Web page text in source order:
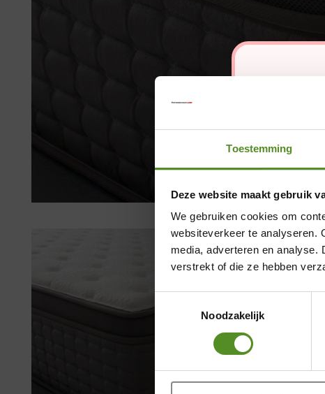
Toestemming
Deze website maakt gebruik
We gebruiken cookies om
websiteverkeer te analyseren.
media, adverteren en analyse.
verstrekt of die ze hebben
Noodzakelijk